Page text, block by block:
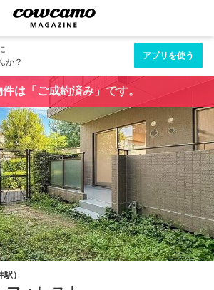
か？
アプリを使う
件は「ご成約済み」です。
）